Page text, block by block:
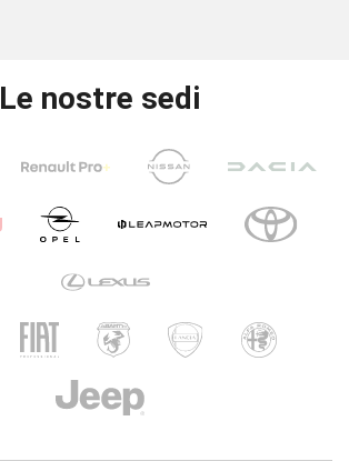
Le nostre sedi